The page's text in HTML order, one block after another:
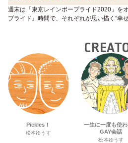
週末は「東京レインボープライド2020」を
プライド』時間で、それぞれが思い描く“幸
Pickles！
松本ゆうす
一生に一度も使
GAY会話
松本ゆうす